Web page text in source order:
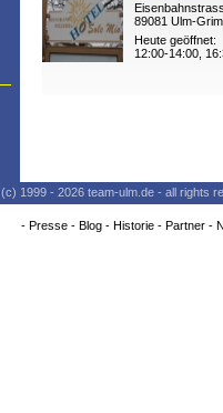
89081 Ulm-
Heute geöffnet:
12:00-14:00,
(c) 1999 - 2026 team-ulm.de - all rights
- Presse- Blog- Historie- Partner-